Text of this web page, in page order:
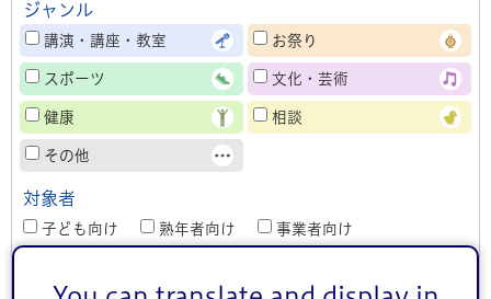
ジャンル
講演・講座・教室 お祭り
スポーツ 文化・芸術
健康 相談
その他
対象者
子ども向け 熟年者向け 事業者向け